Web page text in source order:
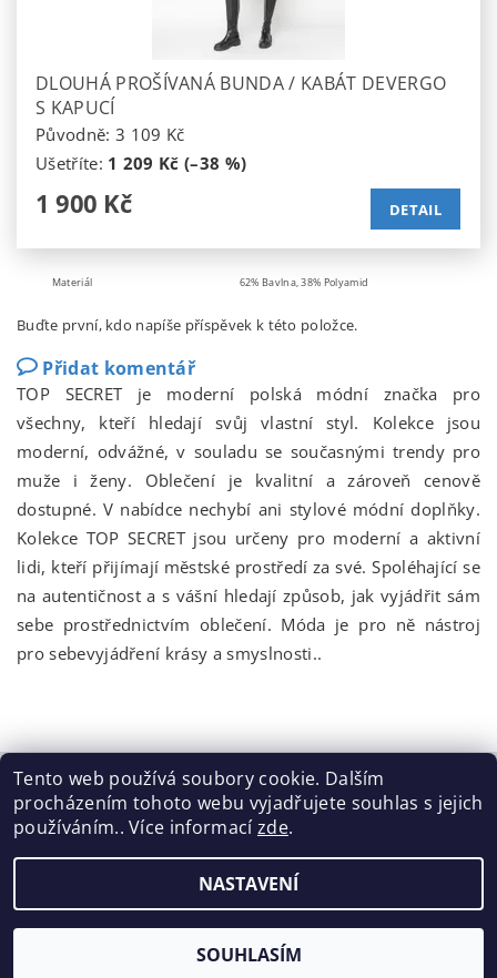
DLOUHÁ PROŠÍVANÁ BUNDA / KABÁT DEVERGO
S KAPUCÍ
Původně: 3 109 Kč
Ušetříte: 1 209 Kč (–38 %)
1 900 Kč DETAIL
Materiál 62% Bavlna, 38% Polyamid
Buďte první, kdo napíše příspěvek k této položce.
Přidat komentář
TOP SECRET je moderní polská módní značka pro
všechny, kteří hledají svůj vlastní styl. Kolekce jsou
moderní, odvážné, v souladu se současnými trendy pro
muže i ženy. Oblečení je kvalitní a zároveň cenově
dostupné. V nabídce nechybí ani stylové módní doplňky.
Kolekce TOP SECRET jsou určeny pro moderní a aktivní
lidi, kteří přijímají městské prostředí za své. Spoléhající se
na autentičnost a s vášní hledají způsob, jak vyjádřit sám
sebe prostřednictvím oblečení. Móda je pro ně nástroj
pro sebevyjádření krásy a smyslnosti..
Tabulka velikostí | Doprava a Platba | Blog |
Podmínky ochrany osobních údajů | Obchodní podmínky
Výměna / vrácení zboží
2026 ©ELISEN, všechna práva vyhrazena
Vytvořil Shoptet
Tento web používá soubory cookie. Dalším
procházením tohoto webu vyjadřujete souhlas s jejich
používáním.. Více informacízde.
NASTAVENÍ
SOUHLASÍM